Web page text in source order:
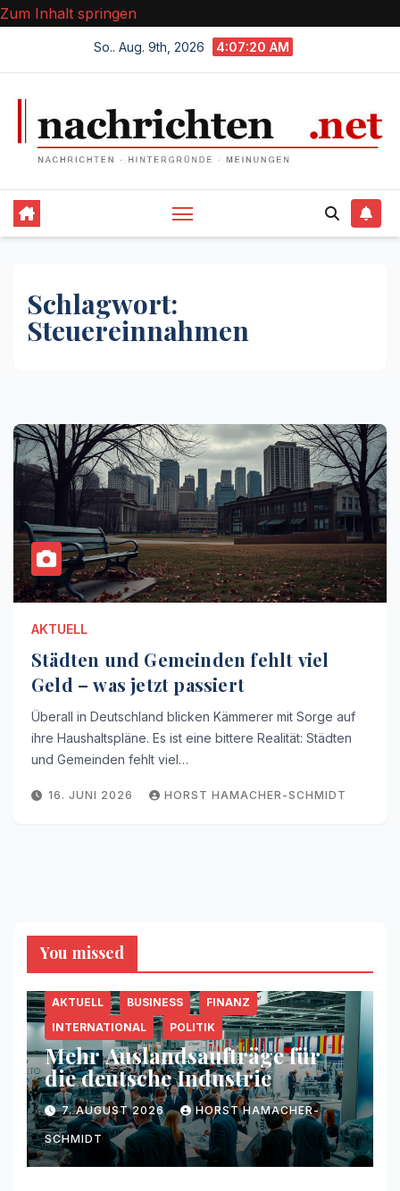
Zum Inhalt springen
So.. Aug. 9th, 2026 4:07:20 AM
Schlagwort:
Steuereinnahmen
AKTUELL
Städten und Gemeinden fehlt viel
Geld – was jetzt passiert
Überall in Deutschland blicken Kämmerer mit Sorge auf
ihre Haushaltspläne. Es ist eine bittere Realität: Städten
und Gemeinden fehlt viel…
16. JUNI 2026 HORST HAMACHER-SCHMIDT
You missed
AKTUELL BUSINESS
FINANZ
INTERNATIONAL
POLITIK
Mehr Auslandsaufträge für
die deutsche Industrie
7. AUGUST 2026 HORST HAMACHER-
SCHMIDT